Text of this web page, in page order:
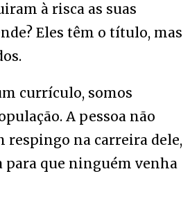
à risca as suas
Eles têm o título, mas
currículo, somos
A pessoa não
respingo na carreira dele,
para que ninguém venha